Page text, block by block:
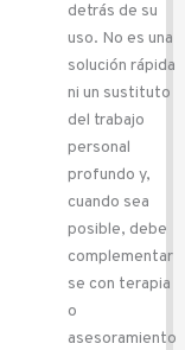
detrás de su
uso. No es una
solución rápida
ni un sustituto
del trabajo
personal
profundo y,
cuando sea
posible, debe
complementar
se con terapia
o
asesoramiento